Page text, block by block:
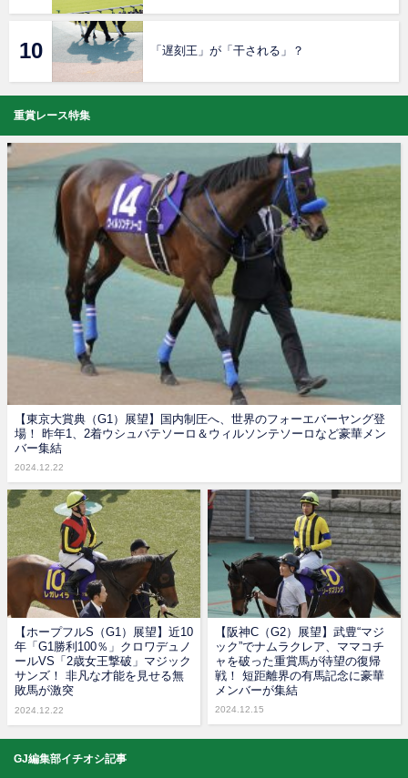
「遅刻王」が「干される」？
重賞レース特集
【東京大賞典（G1）展望】国内制圧へ、世界のフォーエバーヤング登
場！ 昨年1、2着ウシュバテソーロ＆ウィルソンテソーロなど豪華メン
バー集結
2024.12.22
【ホープフルS（G1）展望】近10
年「G1勝利100％」クロワデュノ
ールVS「2歳女王撃破」マジック
サンズ！ 非凡な才能を見せる無
敗馬が激突
2024.12.22
【阪神C（G2）展望】武豊“マジ
ック”でナムラクレア、ママコチ
ャを破った重賞馬が待望の復帰
戦！ 短距離界の有馬記念に豪華
メンバーが集結
2024.12.15
GJ編集部イチオシ記事